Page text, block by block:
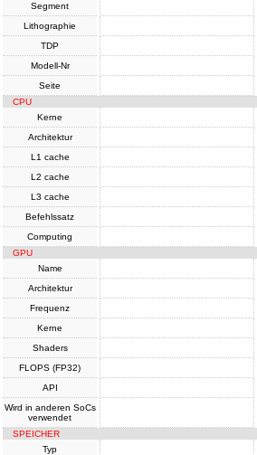
Segment
Lithographie
TDP
Modell-Nr
Seite
CPU
Kerne
Architektur
L1 cache
L2 cache
L3 cache
Befehlssatz
Computing
GPU
Name
Architektur
Frequenz
Kerne
Shaders
FLOPS (FP32)
API
Wird in anderen SoCs
verwendet
SPEICHER
Typ